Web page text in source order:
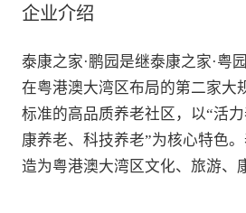
企业介绍
泰康之家·鹏园是继泰康之家·粤
在粤港澳大湾区布局的第二家大
标准的高品质养老社区，以“活
康养老、科技养老”为核心特色。
造为粤港澳大湾区文化、旅游、